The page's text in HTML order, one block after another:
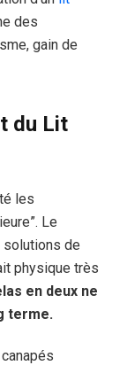
des
gain de
du Lit
les
Le
solutions de
physique très
en deux ne
terme.